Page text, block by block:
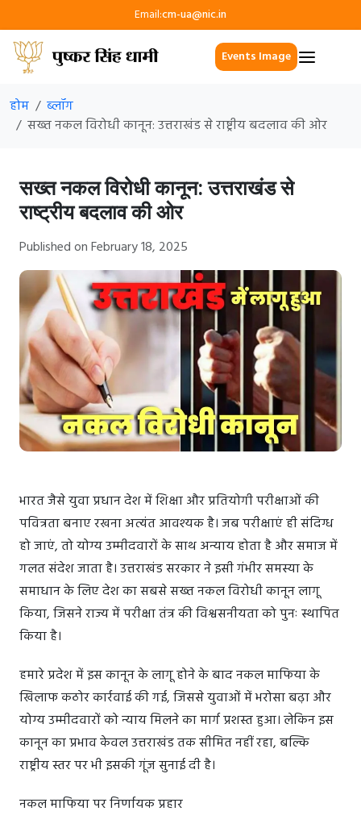
Email:cm-ua@nic.in
Events Image
होम
ब्लॉग
सख्त नकल विरोधी कानून: उत्तराखंड से राष्ट्रीय बदलाव की ओर
सख्त नकल विरोधी कानून: उत्तराखंड से
राष्ट्रीय बदलाव की ओर
Published on February 18, 2025
भारत जैसे युवा प्रधान देश में शिक्षा और प्रतियोगी परीक्षाओं की
पवित्रता बनाए रखना अत्यंत आवश्यक है। जब परीक्षाएं ही संदिग्ध
हो जाएं, तो योग्य उम्मीदवारों के साथ अन्याय होता है और समाज में
गलत संदेश जाता है। उत्तराखंड सरकार ने इसी गंभीर समस्या के
समाधान के लिए देश का सबसे सख्त नकल विरोधी कानून लागू
किया, जिसने राज्य में परीक्षा तंत्र की विश्वसनीयता को पुनः स्थापित
किया है।
हमारे प्रदेश में इस कानून के लागू होने के बाद नकल माफिया के
खिलाफ कठोर कार्रवाई की गई, जिससे युवाओं में भरोसा बढ़ा और
योग्य उम्मीदवारों को न्याय मिलने का मार्ग प्रशस्त हुआ। लेकिन इस
कानून का प्रभाव केवल उत्तराखंड तक सीमित नहीं रहा, बल्कि
राष्ट्रीय स्तर पर भी इसकी गूंज सुनाई दी है।
नकल माफिया पर निर्णायक प्रहार